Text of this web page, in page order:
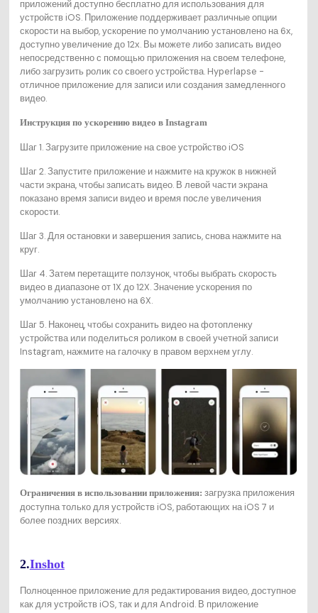
приложений доступно бесплатно для использования для
устройств iOS. Приложение поддерживает различные опции
скорости на выбор, ускорение по умолчанию установлено на 6х,
доступно увеличение до 12х. Вы можете либо записать видео
непосредственно с помощью приложения на своем телефоне,
либо загрузить ролик со своего устройства. Hyperlapse -
отличное приложение для записи или создания замедленного
видео.
Инструкция по ускорению видео в Instagram
Шаг 1. Загрузите приложение на свое устройство iOS
Шаг 2. Запустите приложение и нажмите на кружок в нижней
части экрана, чтобы записать видео. В левой части экрана
показано время записи видео и время после увеличения
скорости.
Шаг 3. Для остановки и завершения запись, снова нажмите на
круг.
Шаг 4. Затем перетащите ползунок, чтобы выбрать скорость
видео в диапазоне от 1X до 12X. Значение ускорения по
умолчанию установлено на 6X.
Шаг 5. Наконец, чтобы сохранить видео на фотопленку
устройства или поделиться роликом в своей учетной записи
Instagram, нажмите на галочку в правом верхнем углу.
Ограничения в использовании приложения: загрузка приложения
доступна только для устройств iOS, работающих на iOS 7 и
более поздних версиях.
2.Inshot
Полноценное приложение для редактирования видео, доступное
как для устройств iOS, так и для Android. В приложение